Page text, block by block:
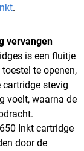
.
vervangen
is een fluitje
te openen,
cartridge stevig
voelt, waarna de
Inkt cartridge
door de